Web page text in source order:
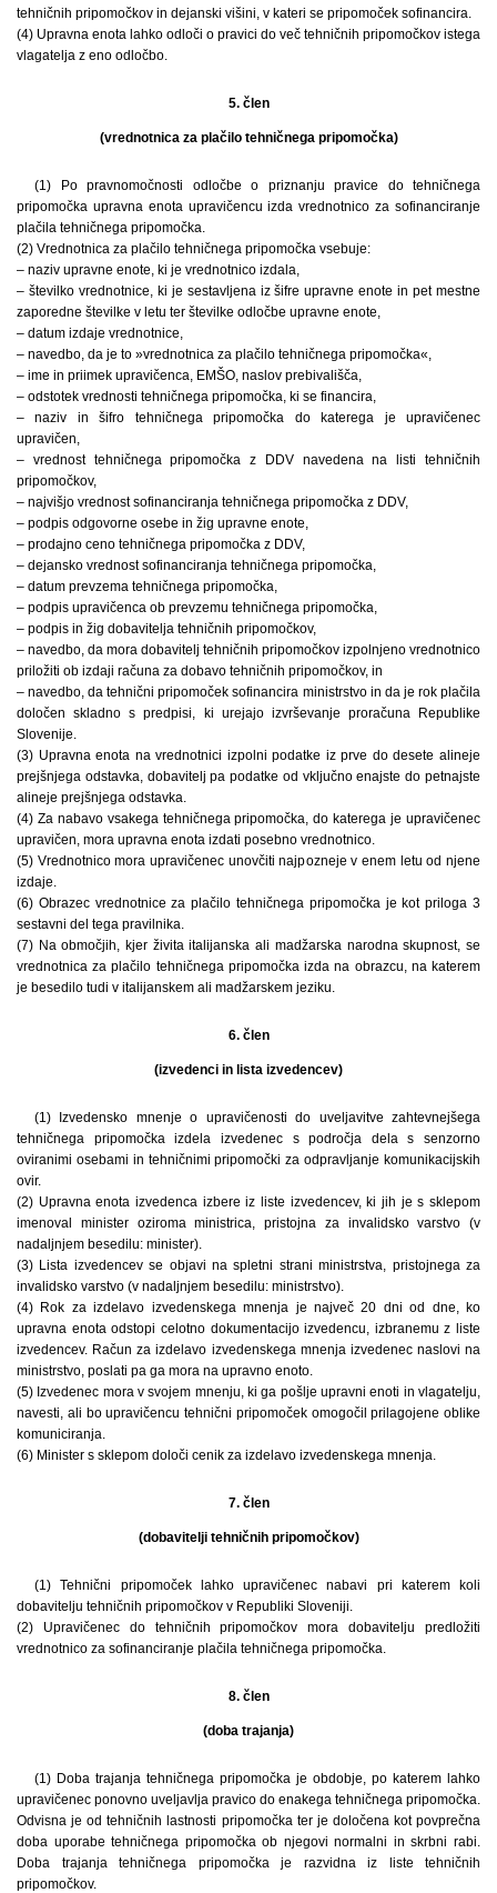
tehničnih pripomočkov in dejanski višini, v kateri se pripomoček sofinancira.
(4) Upravna enota lahko odloči o pravici do več tehničnih pripomočkov istega
vlagatelja z eno odločbo.
5. člen
(vrednotnica za plačilo tehničnega pripomočka)
(1) Po pravnomočnosti odločbe o priznanju pravice do tehničnega
pripomočka upravna enota upravičencu izda vrednotnico za sofinanciranje
plačila tehničnega pripomočka.
(2) Vrednotnica za plačilo tehničnega pripomočka vsebuje:
– naziv upravne enote, ki je vrednotnico izdala,
– številko vrednotnice, ki je sestavljena iz šifre upravne enote in pet mestne
zaporedne številke v letu ter številke odločbe upravne enote,
– datum izdaje vrednotnice,
– navedbo, da je to »vrednotnica za plačilo tehničnega pripomočka«,
– ime in priimek upravičenca, EMŠO, naslov prebivališča,
– odstotek vrednosti tehničnega pripomočka, ki se financira,
– naziv in šifro tehničnega pripomočka do katerega je upravičenec
upravičen,
– vrednost tehničnega pripomočka z DDV navedena na listi tehničnih
pripomočkov,
– najvišjo vrednost sofinanciranja tehničnega pripomočka z DDV,
– podpis odgovorne osebe in žig upravne enote,
– prodajno ceno tehničnega pripomočka z DDV,
– dejansko vrednost sofinanciranja tehničnega pripomočka,
– datum prevzema tehničnega pripomočka,
– podpis upravičenca ob prevzemu tehničnega pripomočka,
– podpis in žig dobavitelja tehničnih pripomočkov,
– navedbo, da mora dobavitelj tehničnih pripomočkov izpolnjeno vrednotnico
priložiti ob izdaji računa za dobavo tehničnih pripomočkov, in
– navedbo, da tehnični pripomoček sofinancira ministrstvo in da je rok plačila
določen skladno s predpisi, ki urejajo izvrševanje proračuna Republike
Slovenije.
(3) Upravna enota na vrednotnici izpolni podatke iz prve do desete alineje
prejšnjega odstavka, dobavitelj pa podatke od vključno enajste do petnajste
alineje prejšnjega odstavka.
(4) Za nabavo vsakega tehničnega pripomočka, do katerega je upravičenec
upravičen, mora upravna enota izdati posebno vrednotnico.
(5) Vrednotnico mora upravičenec unovčiti najpozneje v enem letu od njene
izdaje.
(6) Obrazec vrednotnice za plačilo tehničnega pripomočka je kot priloga 3
sestavni del tega pravilnika.
(7) Na območjih, kjer živita italijanska ali madžarska narodna skupnost, se
vrednotnica za plačilo tehničnega pripomočka izda na obrazcu, na katerem
je besedilo tudi v italijanskem ali madžarskem jeziku.
6. člen
(izvedenci in lista izvedencev)
(1) Izvedensko mnenje o upravičenosti do uveljavitve zahtevnejšega
tehničnega pripomočka izdela izvedenec s področja dela s senzorno
oviranimi osebami in tehničnimi pripomočki za odpravljanje komunikacijskih
ovir.
(2) Upravna enota izvedenca izbere iz liste izvedencev, ki jih je s sklepom
imenoval minister oziroma ministrica, pristojna za invalidsko varstvo (v
nadaljnjem besedilu: minister).
(3) Lista izvedencev se objavi na spletni strani ministrstva, pristojnega za
invalidsko varstvo (v nadaljnjem besedilu: ministrstvo).
(4) Rok za izdelavo izvedenskega mnenja je največ 20 dni od dne, ko
upravna enota odstopi celotno dokumentacijo izvedencu, izbranemu z liste
izvedencev. Račun za izdelavo izvedenskega mnenja izvedenec naslovi na
ministrstvo, poslati pa ga mora na upravno enoto.
(5) Izvedenec mora v svojem mnenju, ki ga pošlje upravni enoti in vlagatelju,
navesti, ali bo upravičencu tehnični pripomoček omogočil prilagojene oblike
komuniciranja.
(6) Minister s sklepom določi cenik za izdelavo izvedenskega mnenja.
7. člen
(dobavitelji tehničnih pripomočkov)
(1) Tehnični pripomoček lahko upravičenec nabavi pri katerem koli
dobavitelju tehničnih pripomočkov v Republiki Sloveniji.
(2) Upravičenec do tehničnih pripomočkov mora dobavitelju predložiti
vrednotnico za sofinanciranje plačila tehničnega pripomočka.
8. člen
(doba trajanja)
(1) Doba trajanja tehničnega pripomočka je obdobje, po katerem lahko
upravičenec ponovno uveljavlja pravico do enakega tehničnega pripomočka.
Odvisna je od tehničnih lastnosti pripomočka ter je določena kot povprečna
doba uporabe tehničnega pripomočka ob njegovi normalni in skrbni rabi.
Doba trajanja tehničnega pripomočka je razvidna iz liste tehničnih
pripomočkov.